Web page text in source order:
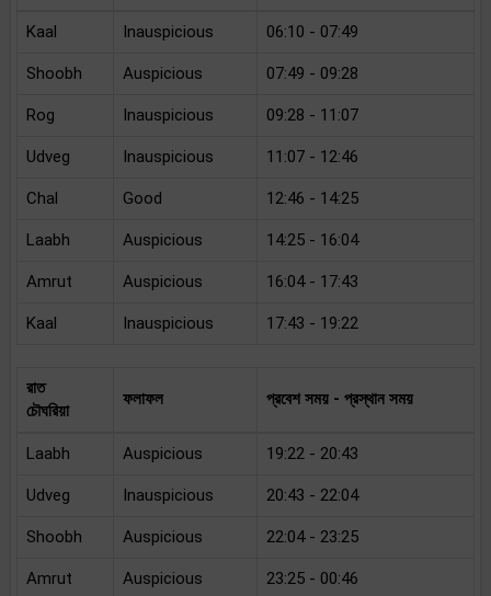
Kaal Inauspicious 06:10 - 07:49
Shoobh Auspicious 07:49 - 09:28
Rog Inauspicious 09:28 - 11:07
Udveg Inauspicious 11:07 - 12:46
Chal Good 12:46 - 14:25
Laabh Auspicious 14:25 - 16:04
Amrut Auspicious 16:04 - 17:43
Kaal Inauspicious 17:43 - 19:22
রাত
চৌঘরিয়া
ফলাফল প্রবেশ সময় - প্রস্থান সময়
Laabh Auspicious 19:22 - 20:43
Udveg Inauspicious 20:43 - 22:04
Shoobh Auspicious 22:04 - 23:25
Amrut Auspicious 23:25 - 00:46